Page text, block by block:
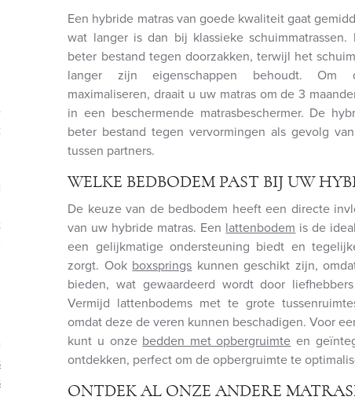
Een hybride matras van goede kwaliteit gaat
wat langer is dan bij klassieke
beter bestand tegen doorzakken, terwijl het
langer zijn eigenschappen behoudt. Om
maximaliseren, draait u uw matras om de 3
in een beschermende matrasbeschermer. De
beter bestand tegen vervormingen als gevolg
tussen partners.
WELKE BEDBODEM PAST BIJ UW
De keuze van de bedbodem heeft een directe
van uw hybride matras. Een lattenbodem is de
een gelijkmatige ondersteuning biedt en
zorgt. Ook boxsprings kunnen geschikt zijn,
bieden, wat gewaardeerd wordt door
Vermijd lattenbodems met te grote
omdat deze de veren kunnen beschadigen. Voor
kunt u onze bedden met opbergruimte en
ontdekken, perfect om de opbergruimte te
ONTDEK AL ONZE ANDERE